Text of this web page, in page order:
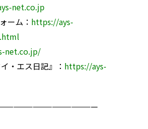
net.co.jp
ーム： https://ays-
net.co.jp/
・エス日記』： https://ays-